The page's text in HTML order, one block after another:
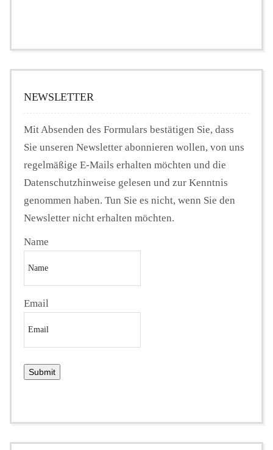
NEWSLETTER
Mit Absenden des Formulars bestätigen Sie, dass
Sie unseren Newsletter abonnieren wollen, von uns
regelmäßige E-Mails erhalten möchten und die
Datenschutzhinweise gelesen und zur Kenntnis
genommen haben. Tun Sie es nicht, wenn Sie den
Newsletter nicht erhalten möchten.
Name
Email